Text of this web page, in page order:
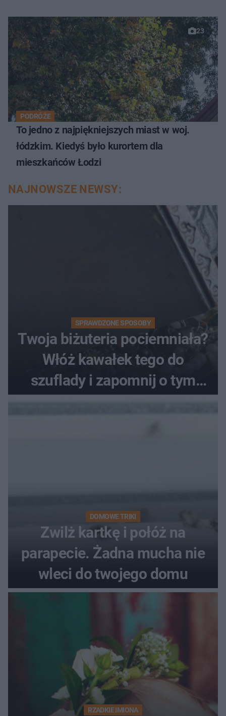
23
PODRÓŻE
To jedno z najpiękniejszych miast w woj.
łódzkim. Kiedyś było kurortem dla
mieszkańców Łodzi
NAJNOWSZE NEWSY:
SPRAWDZONE SPOSOBY
Twoja biżuteria pociemniała?
Włóż kawałek tego do
szuflady i zapomnij o tym
problemie. Sposób na
DOMOWE TRIKI
Zwilż kartkę i połóż na
parapecie. Żadna mucha nie
wleci do twojego domu
RZADKIE IMIONA